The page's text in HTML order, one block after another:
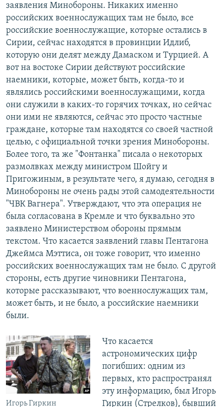
заявления Минобороны. Никаких именно
российских военнослужащих там не было, все
российские военнослужащие, которые остались в
Сирии, сейчас находятся в провинции Идлиб,
которую они делят между Дамаском и Турцией. А
вот на востоке Сирии действуют российские
наемники, которые, может быть, когда-то и
являлись российскими военнослужащими, когда
они служили в каких-то горячих точках, но сейчас
они ими не являются, сейчас это просто частные
граждане, которые там находятся со своей частной
целью, с официальной точки зрения Минобороны.
Более того, та же "Фонтанка" писала о некоторых
размолвках между министром Шойгу и
Пригожиным, в результате чего, я думаю, сегодня в
Минобороны не очень рады этой самодеятельности
"ЧВК Вагнера". Утверждают, что эта операция не
была согласована в Кремле и что буквально это
заявлено Министерством обороны прямым
текстом. Что касается заявлений главы Пентагона
Джеймса Мэттиса, он тоже говорит, что именно
российских военнослужащих там не было. С другой
стороны, есть другие чиновники Пентагона,
которые рассказывают, что военнослужащих там,
может быть, и не было, а российские наемники
были.
Игорь Гиркин
Что касается
астрономических цифр
погибших: одним из
первых, кто распространял
эту информацию, был Игорь
Гиркин (Стрелков), бывший